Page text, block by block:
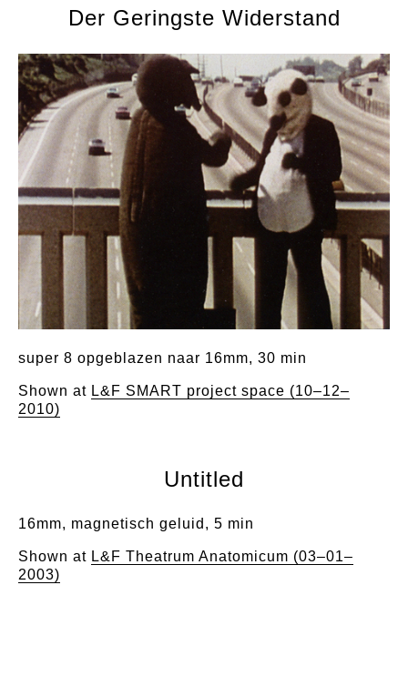
Der Geringste Widerstand
super 8 opgeblazen naar 16mm, 30 min
Shown at L&F SMART project space (10–12–
2010)
Untitled
16mm, magnetisch geluid, 5 min
Shown at L&F Theatrum Anatomicum (03–01–
2003)